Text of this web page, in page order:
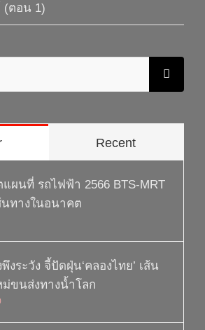
(ตอน 1)
Recent
แผนที่ รถไฟฟ้า 2566 BTS-MRT
นทางในอนาคต
พึงระวัง จี้ปัดฝุ่น‘คลองไทย’ เส้น
ม่ขนส่งทางน้ำโลก